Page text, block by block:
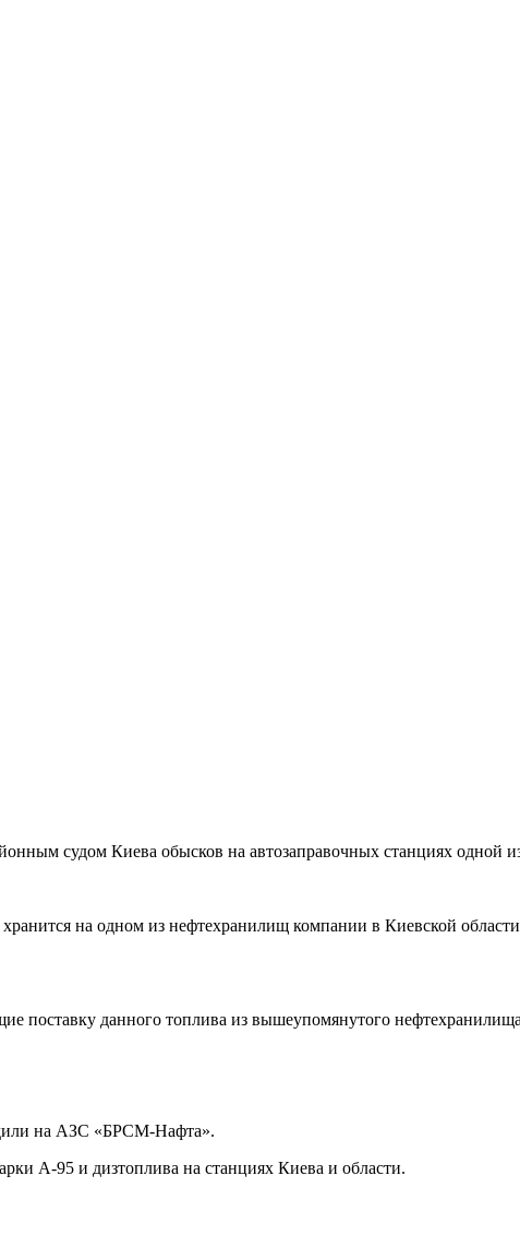
судом Киева обысков на автозаправочных станциях одной
на одном из нефтехранилищ компании в Киевской
поставку данного топлива из вышеупомянутого
на АЗС «БРСМ-Нафта».
А-95 и дизтоплива на станциях Киева и области.